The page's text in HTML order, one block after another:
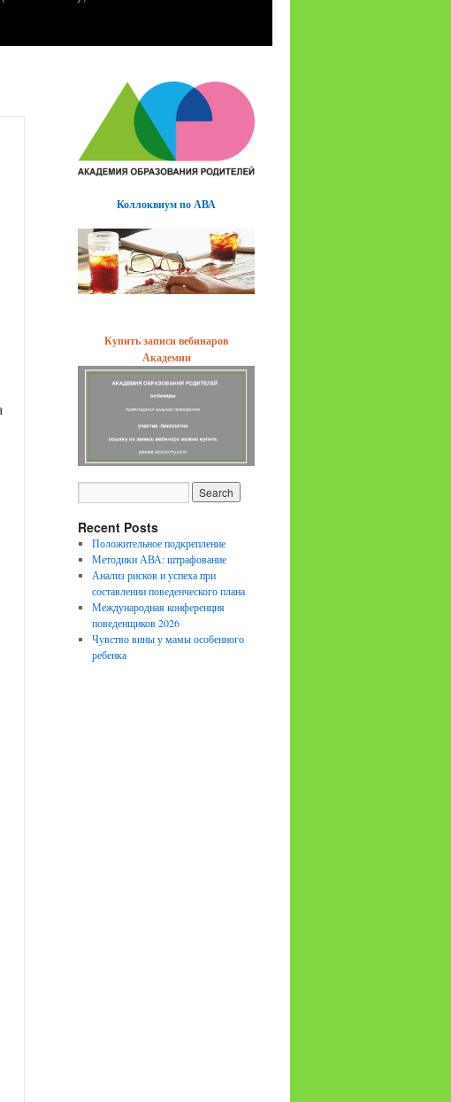
Коллоквиум по АВА
Купить записи вебинаров
Академии
Recent Posts
Положительное подкрепление
Методики АВА: штрафование
Анализ рисков и успеха при
составлении поведенческого плана
Международная конференция
поведенщиков 2026
Чувство вины у мамы особенного
ребенка